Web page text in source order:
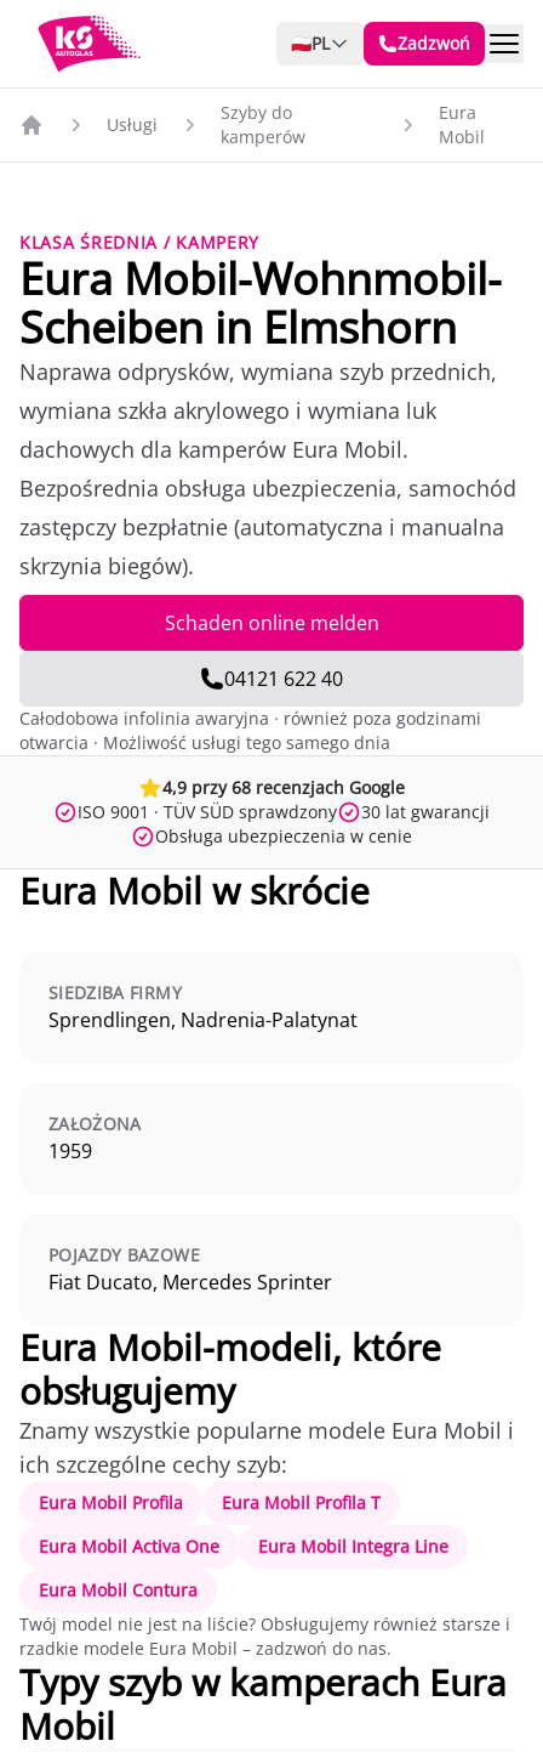
🇵🇱PL Zadzwoń
Usługi
Szyby do
kamperów
Eura
Mobil
KLASA ŚREDNIA / KAMPERY
Eura Mobil-Wohnmobil-
Scheiben in Elmshorn
Naprawa odprysków, wymiana szyb przednich,
wymiana szkła akrylowego i wymiana luk
dachowych dla kamperów Eura Mobil.
Bezpośrednia obsługa ubezpieczenia, samochód
zastępczy bezpłatnie (automatyczna i manualna
skrzynia biegów).
Schaden online melden
04121 622 40
Całodobowa infolinia awaryjna · również poza godzinami
otwarcia · Możliwość usługi tego samego dnia
4,9 przy 68 recenzjach Google
ISO 9001 · TÜV SÜD sprawdzony
30 lat gwarancji
Obsługa ubezpieczenia w cenie
Eura Mobil w skrócie
SIEDZIBA FIRMY
Sprendlingen, Nadrenia-Palatynat
ZAŁOŻONA
1959
POJAZDY BAZOWE
Fiat Ducato, Mercedes Sprinter
Eura Mobil-modeli, które
obsługujemy
Znamy wszystkie popularne modele Eura Mobil i
ich szczególne cechy szyb:
Eura Mobil Profila
Eura Mobil Profila T
Eura Mobil Activa One
Eura Mobil Integra Line
Eura Mobil Contura
Twój model nie jest na liście? Obsługujemy również starsze i
rzadkie modele Eura Mobil – zadzwoń do nas.
Typy szyb w kamperach Eura
Mobil